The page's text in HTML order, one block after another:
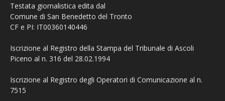
Testata giornalistica edita dal
Comune di San Benedetto del Tronto
CF e PI: IT00360140446
Iscrizione al Registro della Stampa del Tribunale di Ascoli
Piceno al n. 316 del 28.02.1994
Iscrizione al Registro degli Operatori di Comunicazione al n.
7515